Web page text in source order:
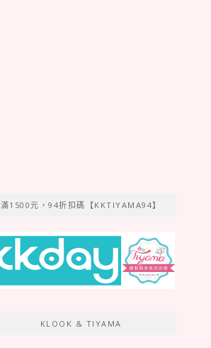
滿1500元，94折扣碼【KKTIYAMA94】
KLOOK & TIYAMA